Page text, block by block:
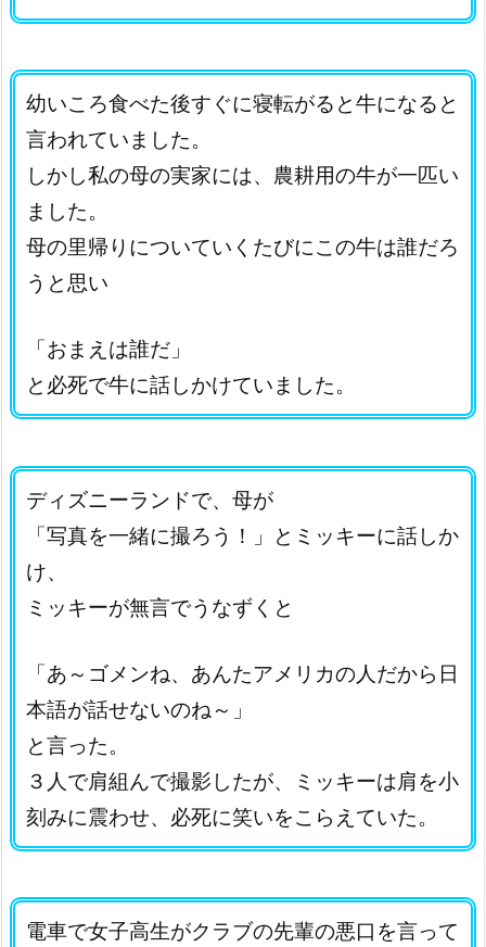
幼いころ食べた後すぐに寝転がると牛になると
言われていました。
しかし私の母の実家には、農耕用の牛が一匹い
ました。
母の里帰りについていくたびにこの牛は誰だろ
うと思い
「おまえは誰だ」
と必死で牛に話しかけていました。
ディズニーランドで、母が
「写真を一緒に撮ろう！」とミッキーに話しか
け、
ミッキーが無言でうなずくと
「あ～ゴメンね、あんたアメリカの人だから日
本語が話せないのね～」
と言った。
３人で肩組んで撮影したが、ミッキーは肩を小
刻みに震わせ、必死に笑いをこらえていた。
電車で女子高生がクラブの先輩の悪口を言って